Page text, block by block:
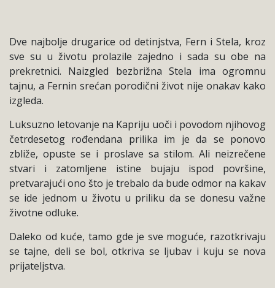
Dve najbolje drugarice od detinjstva, Fern i Stela, kroz
sve su u životu prolazile zajedno i sada su obe na
prekretnici. Naizgled bezbrižna Stela ima ogromnu
tajnu, a Fernin srećan porodični život nije onakav kako
izgleda.
Luksuzno letovanje na Kapriju uoči i povodom njihovog
četrdesetog rođendana prilika im je da se ponovo
zbliže, opuste se i proslave sa stilom. Ali neizrečene
stvari i zatomljene istine bujaju ispod površine,
pretvarajući ono što je trebalo da bude odmor na kakav
se ide jednom u životu u priliku da se donesu važne
životne odluke.
Daleko od kuće, tamo gde je sve moguće, razotkrivaju
se tajne, deli se bol, otkriva se ljubav i kuju se nova
prijateljstva.